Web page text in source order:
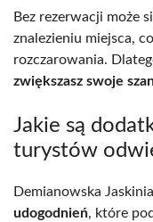
Bez rezerwacji może
znalezieniu miejsca,
rozczarowania.
zwiększasz swoje
Jakie są
turystów
Demianowska
udogodnień, które